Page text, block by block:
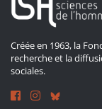
Créée en 1963, la
recherche et la
sociales.